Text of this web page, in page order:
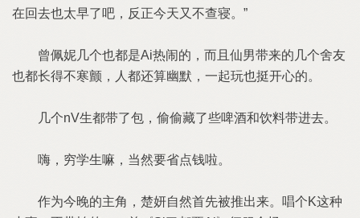
在回去也太早了吧，反正今天又不查寝。”
曾佩妮几个也都是Ai热闹的，而且仙男带来的几个舍友
也都长得不寒颤，人都还算幽默，一起玩也挺开心的。
几个nV生都带了包，偷偷藏了些啤酒和饮料带进去。
嗨，穷学生嘛，当然要省点钱啦。
作为今晚的主角，楚妍自然首先被推出来。唱个K这种